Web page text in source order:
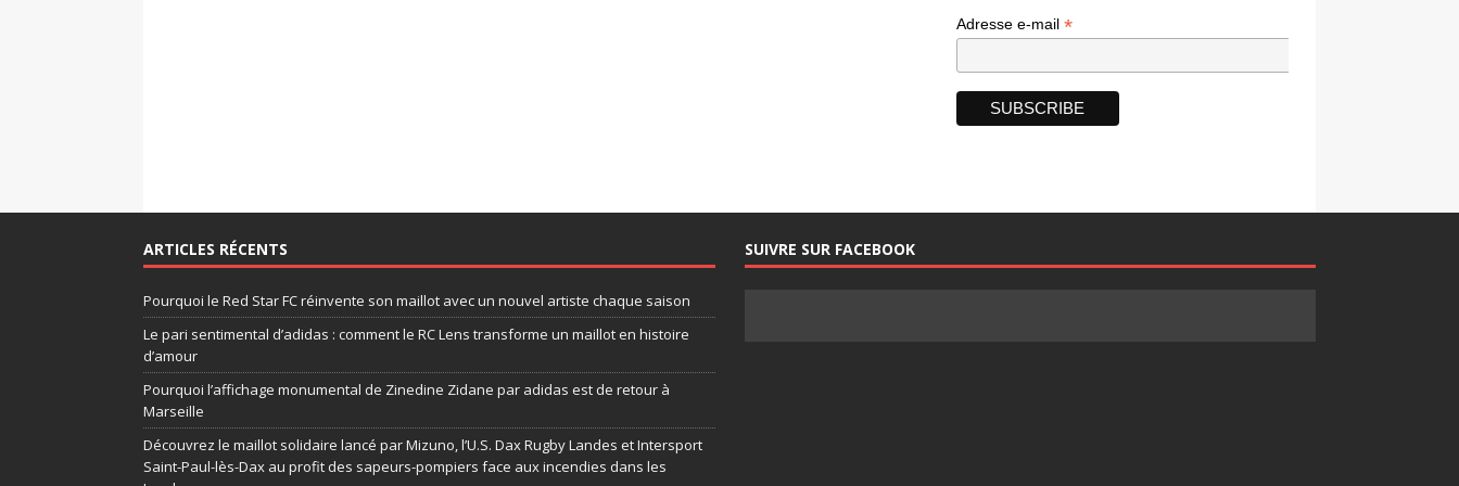
Adresse e-mail *
ARTICLES RÉCENTS
Pourquoi le Red Star FC réinvente son maillot avec un nouvel artiste chaque saison
Le pari sentimental d’adidas : comment le RC Lens transforme un maillot en histoire
d’amour
Pourquoi l’affichage monumental de Zinedine Zidane par adidas est de retour à
Marseille
Découvrez le maillot solidaire lancé par Mizuno, l’U.S. Dax Rugby Landes et Intersport
Saint-Paul-lès-Dax au profit des sapeurs-pompiers face aux incendies dans les
SUIVRE SUR FACEBOOK